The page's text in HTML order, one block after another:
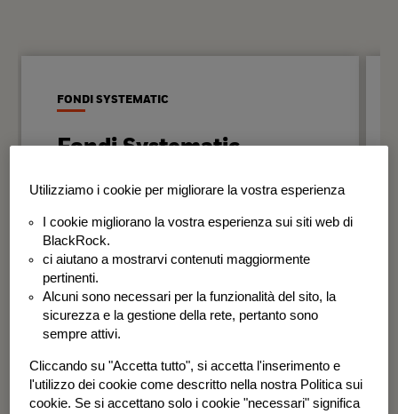
FONDI SYSTEMATIC
Fondi Systematic
Strategie quantitative basate sui dati
disciplinato e coerente nel tempo.
BSF Systematic World Equity Fund
BGF Systematic Global Equity High
Income Fund
Utilizziamo i cookie per migliorare la vostra esperienza
I cookie migliorano la vostra esperienza sui siti web di
BlackRock.
ci aiutano a mostrarvi contenuti maggiormente
pertinenti.
Alcuni sono necessari per la funzionalità del sito, la
sicurezza e la gestione della rete, pertanto sono
sempre attivi.
Cliccando su "Accetta tutto", si accetta l'inserimento e
l'utilizzo dei cookie come descritto nella nostra Politica sui
cookie. Se si accettano solo i cookie "necessari" significa